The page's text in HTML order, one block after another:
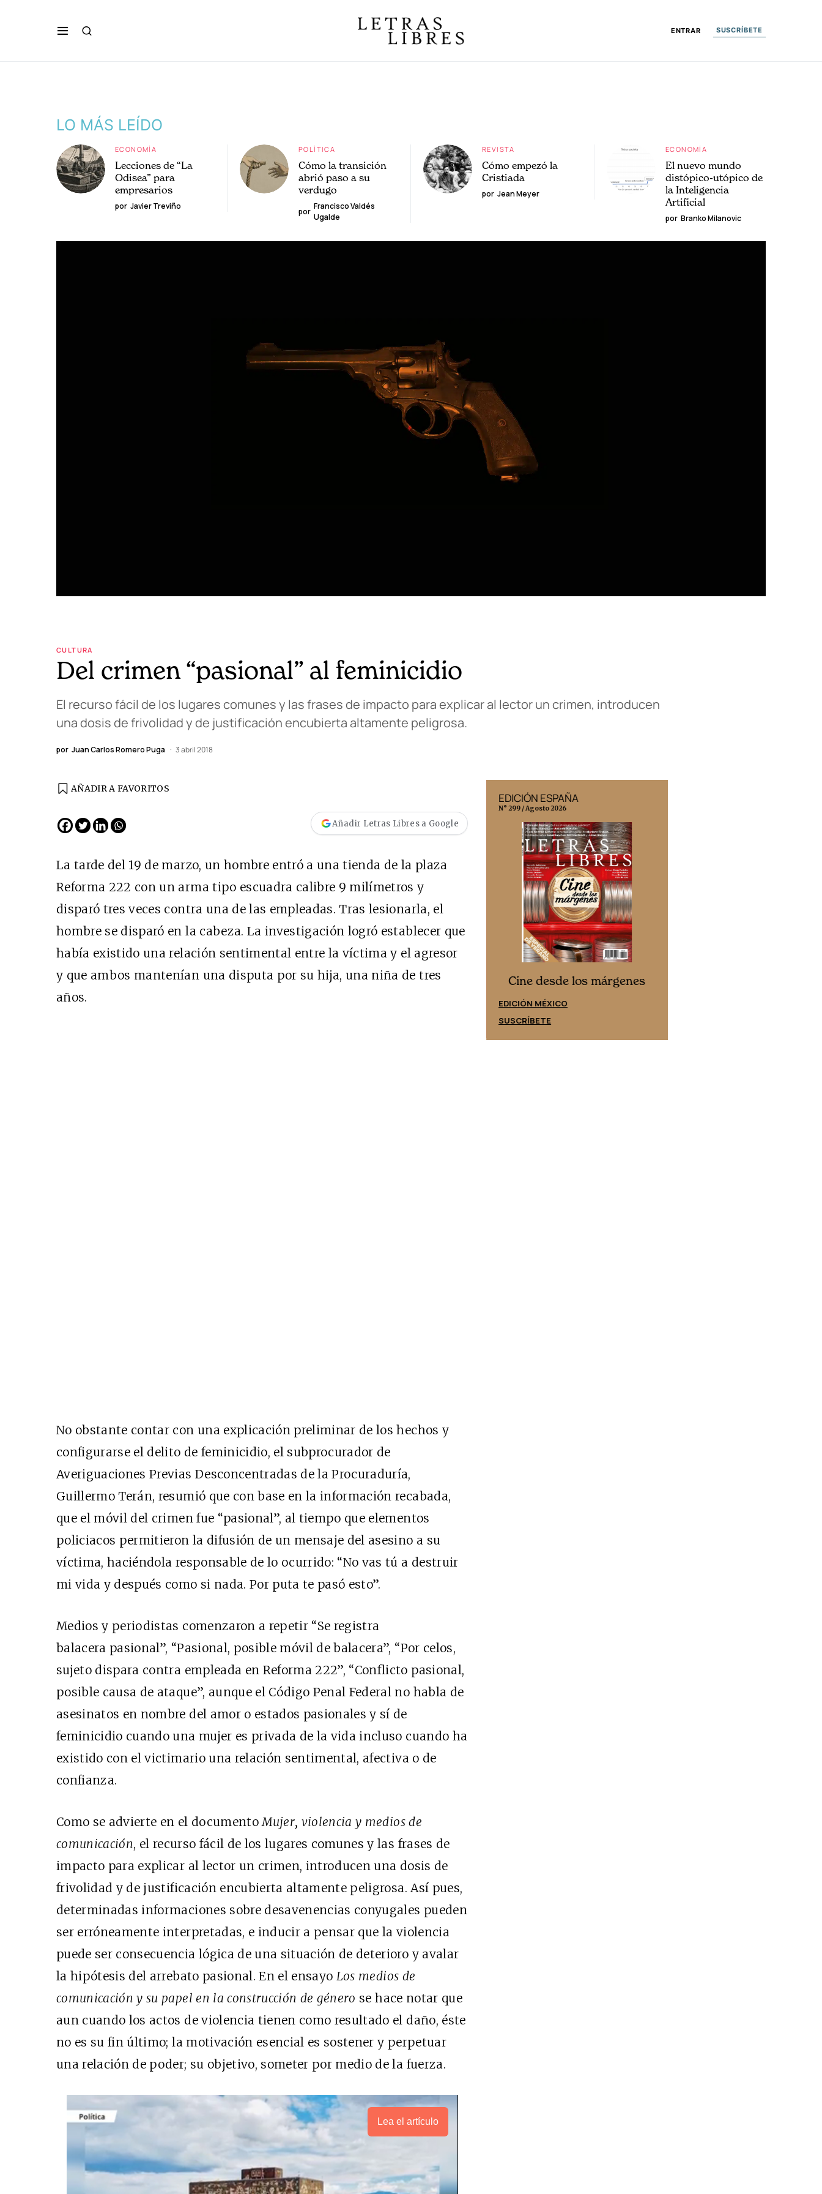
ENTRAR SUSCRÍBETE
LO MÁS LEÍDO
ECONOMÍA
Lecciones de “La
Odisea” para
empresarios
por Javier Treviño
POLÍTICA
Cómo la transición
abrió paso a su
verdugo
por
Francisco Valdés
Ugalde
REVISTA
Cómo empezó la
Cristiada
por Jean Meyer
ECONOMÍA
El nuevo mundo
distópico-utópico de
la Inteligencia
Artificial
por Branko Milanovic
CULTURA
Del crimen “pasional” al feminicidio
El recurso fácil de los lugares comunes y las frases de impacto para explicar al lector un crimen, introducen
una dosis de frivolidad y de justificación encubierta altamente peligrosa.
por Juan Carlos Romero Puga 3 abril 2018
AÑADIR A FAVORITOS
Añadir Letras Libres a Google
La tarde del 19 de marzo, un hombre entró a una tienda de la plaza
Reforma 222 con un arma tipo escuadra calibre 9 milímetros y
disparó tres veces contra una de las empleadas. Tras lesionarla, el
hombre se disparó en la cabeza. La investigación logró establecer que
había existido una relación sentimental entre la víctima y el agresor
y que ambos mantenían una disputa por su hija, una niña de tres
años.
No obstante contar con una explicación preliminar de los hechos y
configurarse el delito de feminicidio, el subprocurador de
Averiguaciones Previas Desconcentradas de la Procuraduría,
Guillermo Terán, resumió que con base en la información recabada,
que el móvil del crimen fue “pasional”, al tiempo que elementos
policiacos permitieron la difusión de un mensaje del asesino a su
víctima, haciéndola responsable de lo ocurrido: “No vas tú a destruir
mi vida y después como si nada. Por puta te pasó esto”.
Medios y periodistas comenzaron a repetir “Se registra
balacera pasional”, “Pasional, posible móvil de balacera”, “Por celos,
sujeto dispara contra empleada en Reforma 222”, “Conflicto pasional,
posible causa de ataque”, aunque el Código Penal Federal no habla de
asesinatos en nombre del amor o estados pasionales y sí de
feminicidio cuando una mujer es privada de la vida incluso cuando ha
existido con el victimario una relación sentimental, afectiva o de
confianza.
Como se advierte en el documentoMujer, violencia y medios de
comunicación, el recurso fácil de los lugares comunes y las frases de
impacto para explicar al lector un crimen, introducen una dosis de
frivolidad y de justificación encubierta altamente peligrosa. Así pues,
determinadas informaciones sobre desavenencias conyugales pueden
ser erróneamente interpretadas, e inducir a pensar que la violencia
puede ser consecuencia lógica de una situación de deterioro y avalar
la hipótesis del arrebato pasional. En el ensayo Los medios de
comunicación y su papel en la construcción de género se hace notar que
aun cuando los actos de violencia tienen como resultado el daño, éste
no es su fin último; la motivación esencial es sostener y perpetuar
una relación de poder; su objetivo, someter por medio de la fuerza.
Lea el artículo
Cine desde los márgenes Cine desde los márgenes
EDICIÓN ESPAÑA
N° 299 / Agosto 2026
Cine desde los márgenes
EDICIÓN MÉXICO
SUSCRÍBETE